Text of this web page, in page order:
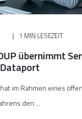
1 MIN LESEZEIT
übernimmt
hat im Rahmen eines
den ...